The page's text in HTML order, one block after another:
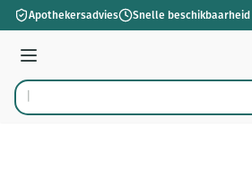
Ga naar de inhoud
Apothekersadvies Snelle beschikbaarheid
Menu
Product, merk, categorie...